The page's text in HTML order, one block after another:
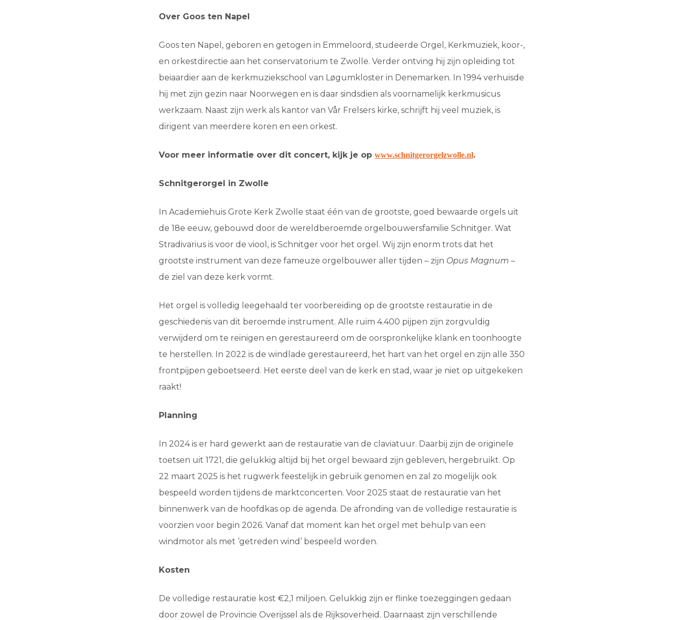
Over Goos ten Napel
Goos ten Napel, geboren en getogen in Emmeloord, studeerde Orgel, Kerkmuziek, koor-,
en orkestdirectie aan het conservatorium te Zwolle. Verder ontving hij zijn opleiding tot
beiaardier aan de kerkmuziekschool van Løgumkloster in Denemarken. In 1994 verhuisde
hij met zijn gezin naar Noorwegen en is daar sindsdien als voornamelijk kerkmusicus
werkzaam. Naast zijn werk als kantor van Vår Frelsers kirke, schrijft hij veel muziek, is
dirigent van meerdere koren en een orkest.
Voor meer informatie over dit concert, kijk je op www.schnitgerorgelzwolle.nl.
Schnitgerorgel in Zwolle
In Academiehuis Grote Kerk Zwolle staat één van de grootste, goed bewaarde orgels uit
de 18e eeuw, gebouwd door de wereldberoemde orgelbouwersfamilie Schnitger. Wat
Stradivarius is voor de viool, is Schnitger voor het orgel. Wij zijn enorm trots dat het
grootste instrument van deze fameuze orgelbouwer aller tijden – zijn Opus Magnum –
de ziel van deze kerk vormt.
Het orgel is volledig leegehaald ter voorbereiding op de grootste restauratie in de
geschiedenis van dit beroemde instrument. Alle ruim 4.400 pijpen zijn zorgvuldig
verwijderd om te reinigen en gerestaureerd om de oorspronkelijke klank en toonhoogte
te herstellen. In 2022 is de windlade gerestaureerd, het hart van het orgel en zijn alle 350
frontpijpen geboetseerd. Het eerste deel van de kerk en stad, waar je niet op uitgekeken
raakt!
Planning
In 2024 is er hard gewerkt aan de restauratie van de claviatuur. Daarbij zijn de originele
toetsen uit 1721, die gelukkig altijd bij het orgel bewaard zijn gebleven, hergebruikt. Op
22 maart 2025 is het rugwerk feestelijk in gebruik genomen en zal zo mogelijk ook
bespeeld worden tijdens de marktconcerten. Voor 2025 staat de restauratie van het
binnenwerk van de hoofdkas op de agenda. De afronding van de volledige restauratie is
voorzien voor begin 2026. Vanaf dat moment kan het orgel met behulp van een
windmotor als met ‘getreden wind’ bespeeld worden.
Kosten
De volledige restauratie kost €2,1 miljoen. Gelukkig zijn er flinke toezeggingen gedaan
door zowel de Provincie Overijssel als de Rijksoverheid. Daarnaast zijn verschillende